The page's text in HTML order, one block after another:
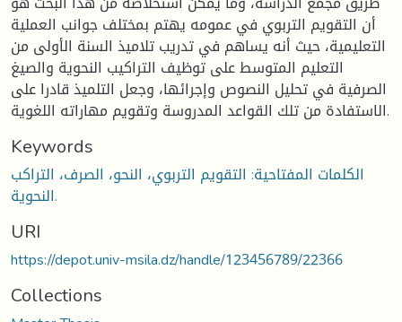
أن التقويم التربوي في عمومه يهتم بمختلف جوانب العملية
التعليمية، حيث أنه يساهم في تدريب تلاميذ السنة الأولى من
التعليم المتوسط على توظيف التراكيب النحوية والصيغ
الصرفية في تحليل النصوص وإجرائها، وجعل التلميذ قادرا على
الاستفادة من تلك القواعد المدروسة وتقويم مهاراته اللغوية.
Keywords
الكلمات المفتاحية: التقويم التربوي، النحو، الصرف، التراكب
النحوية.
URI
https://depot.univ-msila.dz/handle/123456789/22366
Collections